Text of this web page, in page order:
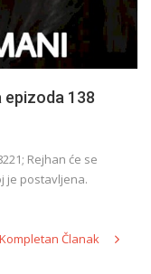
epizoda 138
Rejhan će se
je postavljena.
Kompletan Članak